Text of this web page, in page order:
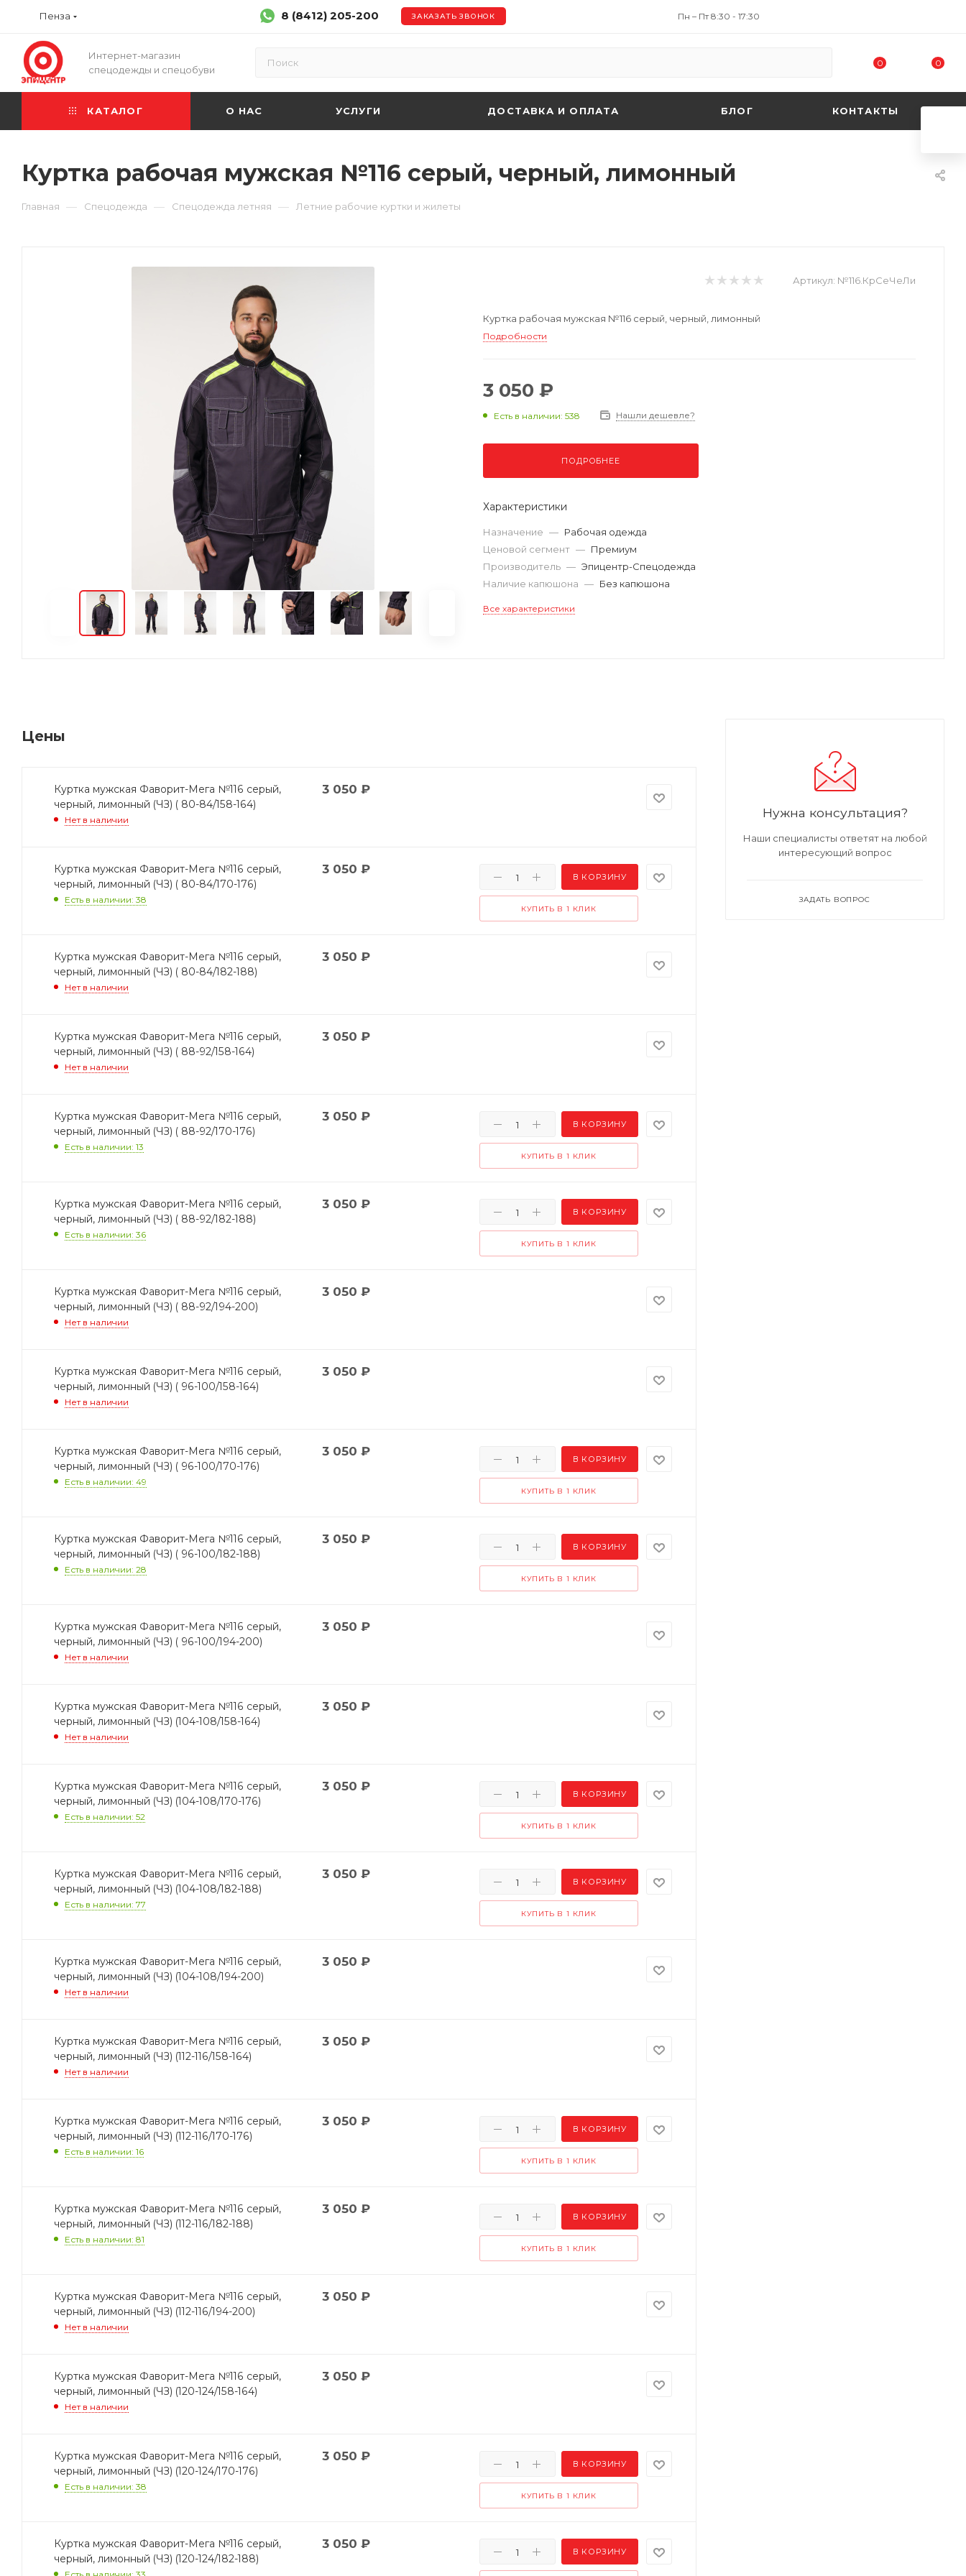
Пенза 8 (8412) 205-200 ЗАКАЗАТЬ ЗВОНОК Пн – Пт 8:30 - 17:30
Интернет-магазин
спецодежды и спецобуви
0 0
КАТАЛОГ О НАС УСЛУГИ ДОСТАВКА И ОПЛАТА БЛОГ КОНТАКТЫ
Куртка рабочая мужская №116 серый, черный, лимонный
Главная — Спецодежда — Спецодежда летняя — Летние рабочие куртки и жилеты
Артикул: №116.КрСеЧеЛи
Куртка рабочая мужская №116 серый, черный, лимонный
Подробности
3 050 ₽
Есть в наличии: 538 Нашли дешевле?
ПОДРОБНЕЕ
Характеристики
Назначение — Рабочая одежда
Ценовой сегмент — Премиум
Производитель — Эпицентр-Спецодежда
Наличие капюшона — Без капюшона
Все характеристики
Цены
Куртка мужская Фаворит-Мега №116 серый,
черный, лимонный (ЧЗ) ( 80-84/158-164)
Нет в наличии
3 050 ₽
Куртка мужская Фаворит-Мега №116 серый,
черный, лимонный (ЧЗ) ( 80-84/170-176)
Есть в наличии: 38
3 050 ₽
В КОРЗИНУ
КУПИТЬ В 1 КЛИК
Куртка мужская Фаворит-Мега №116 серый,
черный, лимонный (ЧЗ) ( 80-84/182-188)
Нет в наличии
3 050 ₽
Куртка мужская Фаворит-Мега №116 серый,
черный, лимонный (ЧЗ) ( 88-92/158-164)
Нет в наличии
3 050 ₽
Куртка мужская Фаворит-Мега №116 серый,
черный, лимонный (ЧЗ) ( 88-92/170-176)
Есть в наличии: 13
3 050 ₽
В КОРЗИНУ
КУПИТЬ В 1 КЛИК
Куртка мужская Фаворит-Мега №116 серый,
черный, лимонный (ЧЗ) ( 88-92/182-188)
Есть в наличии: 36
3 050 ₽
В КОРЗИНУ
КУПИТЬ В 1 КЛИК
Куртка мужская Фаворит-Мега №116 серый,
черный, лимонный (ЧЗ) ( 88-92/194-200)
Нет в наличии
3 050 ₽
Куртка мужская Фаворит-Мега №116 серый,
черный, лимонный (ЧЗ) ( 96-100/158-164)
Нет в наличии
3 050 ₽
Куртка мужская Фаворит-Мега №116 серый,
черный, лимонный (ЧЗ) ( 96-100/170-176)
Есть в наличии: 49
3 050 ₽
В КОРЗИНУ
КУПИТЬ В 1 КЛИК
Куртка мужская Фаворит-Мега №116 серый,
черный, лимонный (ЧЗ) ( 96-100/182-188)
Есть в наличии: 28
3 050 ₽
В КОРЗИНУ
КУПИТЬ В 1 КЛИК
Куртка мужская Фаворит-Мега №116 серый,
черный, лимонный (ЧЗ) ( 96-100/194-200)
Нет в наличии
3 050 ₽
Куртка мужская Фаворит-Мега №116 серый,
черный, лимонный (ЧЗ) (104-108/158-164)
Нет в наличии
3 050 ₽
Куртка мужская Фаворит-Мега №116 серый,
черный, лимонный (ЧЗ) (104-108/170-176)
Есть в наличии: 52
3 050 ₽
В КОРЗИНУ
КУПИТЬ В 1 КЛИК
Куртка мужская Фаворит-Мега №116 серый,
черный, лимонный (ЧЗ) (104-108/182-188)
Есть в наличии: 77
3 050 ₽
В КОРЗИНУ
КУПИТЬ В 1 КЛИК
Куртка мужская Фаворит-Мега №116 серый,
черный, лимонный (ЧЗ) (104-108/194-200)
Нет в наличии
3 050 ₽
Куртка мужская Фаворит-Мега №116 серый,
черный, лимонный (ЧЗ) (112-116/158-164)
Нет в наличии
3 050 ₽
Куртка мужская Фаворит-Мега №116 серый,
черный, лимонный (ЧЗ) (112-116/170-176)
Есть в наличии: 16
3 050 ₽
В КОРЗИНУ
КУПИТЬ В 1 КЛИК
Куртка мужская Фаворит-Мега №116 серый,
черный, лимонный (ЧЗ) (112-116/182-188)
Есть в наличии: 81
3 050 ₽
В КОРЗИНУ
КУПИТЬ В 1 КЛИК
Куртка мужская Фаворит-Мега №116 серый,
черный, лимонный (ЧЗ) (112-116/194-200)
Нет в наличии
3 050 ₽
Куртка мужская Фаворит-Мега №116 серый,
черный, лимонный (ЧЗ) (120-124/158-164)
Нет в наличии
3 050 ₽
Куртка мужская Фаворит-Мега №116 серый,
черный, лимонный (ЧЗ) (120-124/170-176)
Есть в наличии: 38
3 050 ₽
В КОРЗИНУ
КУПИТЬ В 1 КЛИК
Куртка мужская Фаворит-Мега №116 серый,
черный, лимонный (ЧЗ) (120-124/182-188)
3 050 ₽
В КОРЗИНУ
Нужна консультация?
Наши специалисты ответят на любой
интересующий вопрос
ЗАДАТЬ ВОПРОС